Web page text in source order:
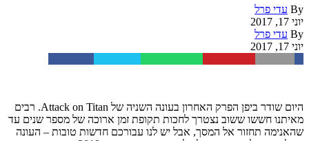
By עדי פרל
יוני 17, 2017
By עדי פרל
יוני 17, 2017
היום שודר ביפן הפרק האחרון בעונה השניה של Attack on Titan. רבים
מאיתנו חששו ששוב נצטרך לחכות תקופת זמן ארוכה של מספר שנים עד
שהאנימה תחזור אל המסך, אבל יש לנו עבורכם חדשות טובות – העונה